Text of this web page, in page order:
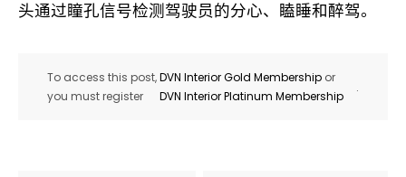
头通过瞳孔信号检测驾驶员的分心、瞌睡和醉驾。
To access this post,
you must register
DVN Interior Gold Membership or
DVN Interior Platinum Membership
.